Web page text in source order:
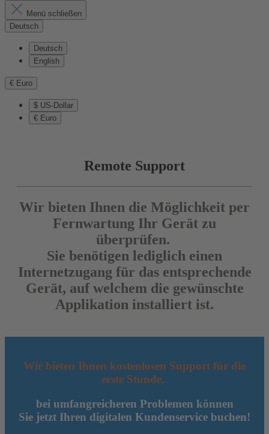
Menü schließen
Deutsch
Deutsch
English
€ Euro
$ US-Dollar
€ Euro
Remote Support
Wir bieten Ihnen die Möglichkeit per
Fernwartung Ihr Gerät zu
überprüfen.
Sie benötigen lediglich einen
Internetzugang für das entsprechende
Gerät, auf welchem die gewünschte
Applikation installiert ist.
Wir bieten Ihnen kostenlosen Support für die
erste Stunde,
bei umfangreicheren Problemen können
Sie jetzt Ihren digitalen Kundenservice buchen!